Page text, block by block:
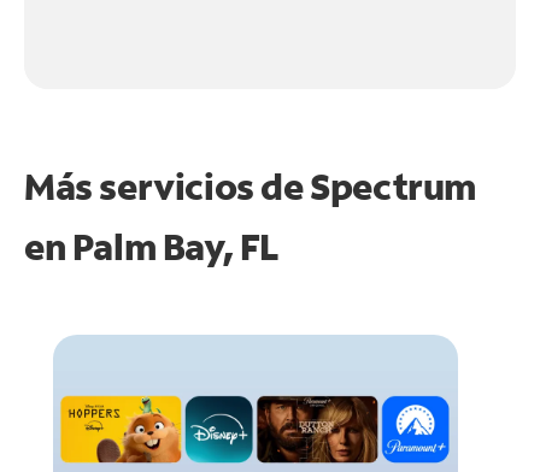
Más servicios de Spectrum
en Palm Bay, FL